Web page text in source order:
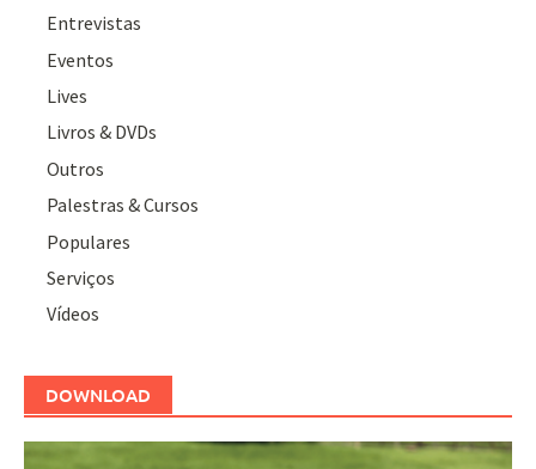
Entrevistas
Eventos
Lives
Livros & DVDs
Outros
Palestras & Cursos
Populares
Serviços
Vídeos
DOWNLOAD